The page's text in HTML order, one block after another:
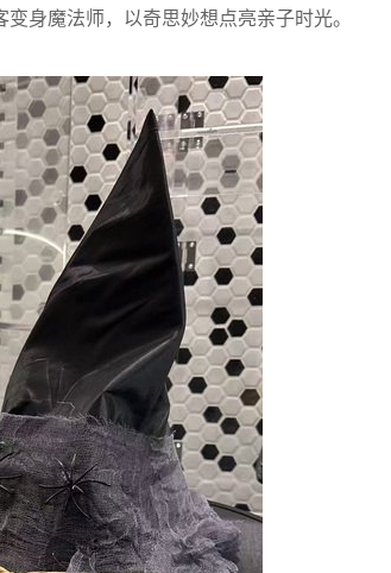
身魔法师，以奇思妙想点亮亲子时光。